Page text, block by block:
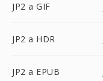
JP2 a GIF
JP2 a HDR
JP2 a EPUB